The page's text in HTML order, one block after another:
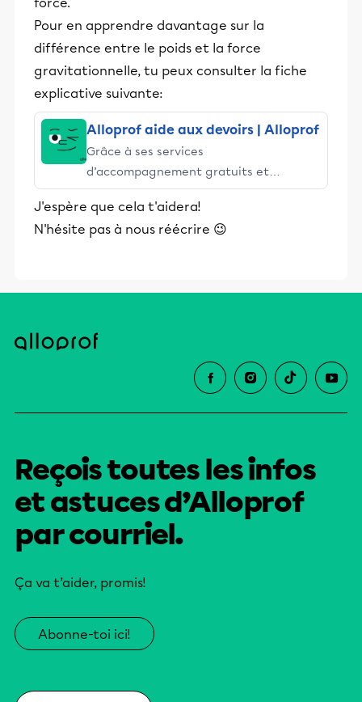
Pour en apprendre davantage sur la
différence entre le poids et la force
gravitationnelle, tu peux consulter la fiche
explicative suivante:
Alloprof aide aux devoirs | Alloprof
Grâce à ses services
d’accompagnement gratuits et
stimulants, Alloprof engage les élèves
et leurs parents dans la réussite
éducative.
J'espère que cela t'aidera!
N'hésite pas à nous réécrire 😉
Reçois toutes les infos
et astuces d’Alloprof
par courriel.
Ça va t’aider, promis!
Abonne-toi ici!